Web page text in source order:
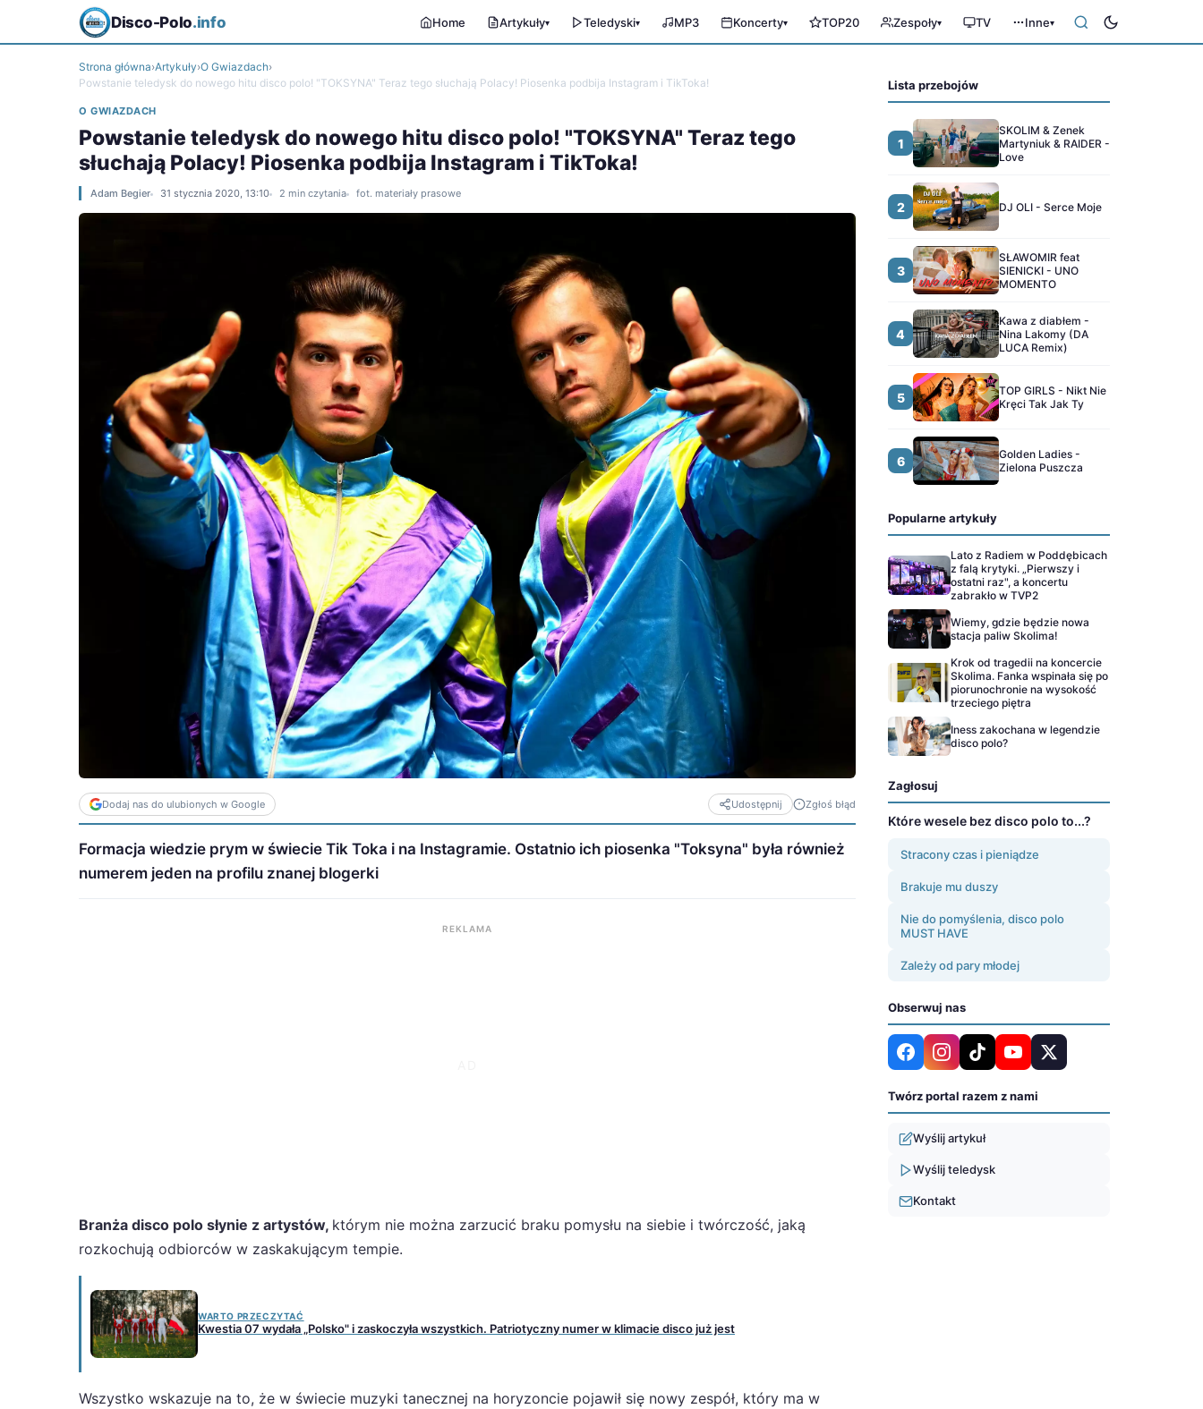
Disco-Polo.info Home Artykuły▾ Teledyski▾ MP3 Koncerty▾ TOP20 Zespoły▾ TV Inne▾
Strona główna›Artykuły›O Gwiazdach›
Powstanie teledysk do nowego hitu disco polo! "TOKSYNA" Teraz tego słuchają Polacy! Piosenka podbija Instagram i TikToka!
O GWIAZDACH
Powstanie teledysk do nowego hitu disco polo! "TOKSYNA" Teraz tego
słuchają Polacy! Piosenka podbija Instagram i TikToka!
Adam Begier 31 stycznia 2020, 13:10 2 min czytania fot. materiały prasowe
Dodaj nas do ulubionych w Google Udostępnij Zgłoś błąd
Formacja wiedzie prym w świecie Tik Toka i na Instagramie. Ostatnio ich piosenka "Toksyna" była również
numerem jeden na profilu znanej blogerki
REKLAMA
Branża disco polo słynie z artystów, którym nie można zarzucić braku pomysłu na siebie i twórczość, jaką
rozkochują odbiorców w zaskakującym tempie.
WARTO PRZECZYTAĆ
Kwestia 07 wydała „Polsko" i zaskoczyła wszystkich. Patriotyczny numer w klimacie disco już jest
Wszystko wskazuje na to, że w świecie muzyki tanecznej na horyzoncie pojawił się nowy zespół, który ma w
Lista przebojów
1
SKOLIM & Zenek
Martyniuk & RAIDER -
Love
2 DJ OLI - Serce Moje
3
SŁAWOMIR feat
SIENICKI - UNO
MOMENTO
4
Kawa z diabłem -
Nina Lakomy (DA
LUCA Remix)
5
TOP GIRLS - Nikt Nie
Kręci Tak Jak Ty
6
Golden Ladies -
Zielona Puszcza
Popularne artykuły
Lato z Radiem w Poddębicach
z falą krytyki. „Pierwszy i
ostatni raz", a koncertu
zabrakło w TVP2
Wiemy, gdzie będzie nowa
stacja paliw Skolima!
Krok od tragedii na koncercie
Skolima. Fanka wspinała się po
piorunochronie na wysokość
trzeciego piętra
Iness zakochana w legendzie
disco polo?
Zagłosuj
Które wesele bez disco polo to...?
Stracony czas i pieniądze
Brakuje mu duszy
Nie do pomyślenia, disco polo
MUST HAVE
Zależy od pary młodej
Obserwuj nas
Twórz portal razem z nami
Wyślij artykuł
Wyślij teledysk
Kontakt